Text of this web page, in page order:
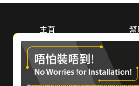
主頁
關於惠而浦
（香港）
尋找經銷商
聯絡我們
幫
下
登
產